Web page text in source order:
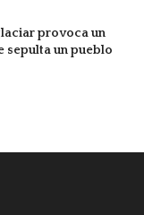
provoca un
sepulta un pueblo